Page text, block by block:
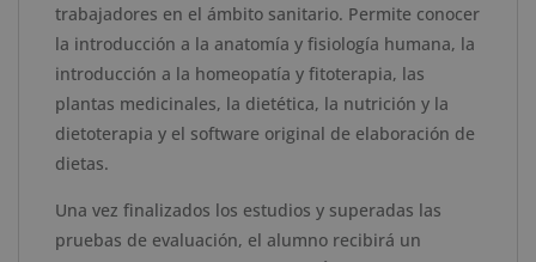
trabajadores en el ámbito sanitario. Permite conocer
la introducción a la anatomía y fisiología humana, la
introducción a la homeopatía y fitoterapia, las
plantas medicinales, la dietética, la nutrición y la
dietoterapia y el software original de elaboración de
dietas.
Una vez finalizados los estudios y superadas las
pruebas de evaluación, el alumno recibirá un